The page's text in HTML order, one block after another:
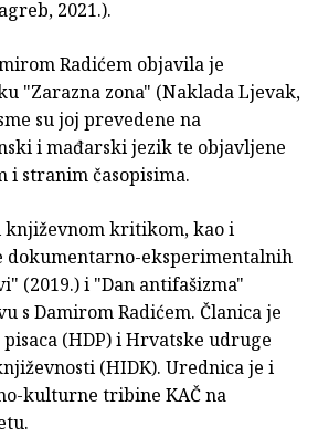
2021.).
Radićem objavila je
"Zarazna zona" (Naklada Ljevak,
su joj prevedene na
i mađarski jezik te objavljene
i stranim časopisima.
književnom kritikom, kao i
dokumentarno-eksperimentalnih
(2019.) i "Dan antifašizma"
s Damirom Radićem. Članica je
(HDP) i Hrvatske udruge
(HIDK). Urednica je i
kulturne tribine KAČ na